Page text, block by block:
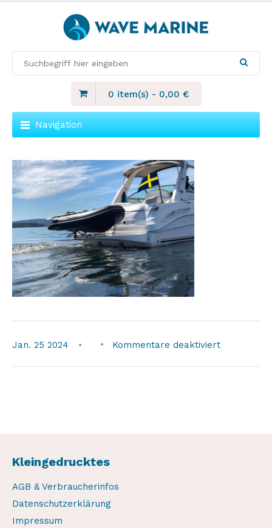
0 item(s) - 0,00 €
Navigation
Jan. 25 2024 Kommentare deaktiviertfür
Kleingedrucktes
AGB & Verbraucherinfos
Datenschutzerklärung
Impressum